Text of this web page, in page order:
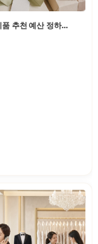
품 추천 예산 정하...